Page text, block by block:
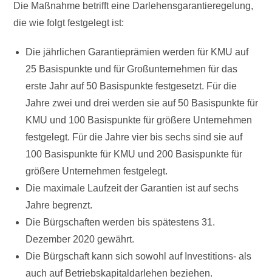
Die Maßnahme betrifft eine Darlehensgarantieregelung,
die wie folgt festgelegt ist:
Die jährlichen Garantieprämien werden für KMU auf
25 Basispunkte und für Großunternehmen für das
erste Jahr auf 50 Basispunkte festgesetzt. Für die
Jahre zwei und drei werden sie auf 50 Basispunkte für
KMU und 100 Basispunkte für größere Unternehmen
festgelegt. Für die Jahre vier bis sechs sind sie auf
100 Basispunkte für KMU und 200 Basispunkte für
größere Unternehmen festgelegt.
Die maximale Laufzeit der Garantien ist auf sechs
Jahre begrenzt.
Die Bürgschaften werden bis spätestens 31.
Dezember 2020 gewährt.
Die Bürgschaft kann sich sowohl auf Investitions- als
auch auf Betriebskapitaldarlehen beziehen.